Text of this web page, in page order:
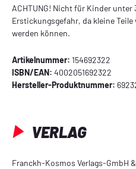
ACHTUNG! Nicht für Kinder unter
Erstickungsgefahr, da kleine
werden können.
Artikelnummer: 154692322
ISBN/EAN: 4002051692322
Hersteller-Produktnummer:
VERLAG
Franckh-Kosmos Verlags-GmbH